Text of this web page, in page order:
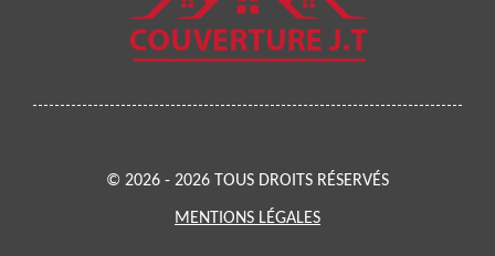
© 2026 - 2026 TOUS DROITS RÉSERVÉS
MENTIONS LÉGALES